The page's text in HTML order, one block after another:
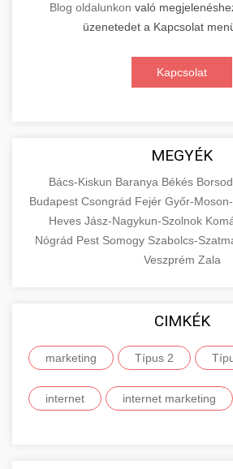
Blog oldalunkon való
üzenetedet a Kapcsolat
Kapcsolat
MEGYÉK
Bács-Kiskun Baranya Békés
Budapest Csongrád Fejér Győr-
Heves Jász-Nagykun-Szolnok
Nógrád Pest Somogy Szabolcs-
Veszprém Zala
CIMKÉK
marketing Típus 2
internet internet marketing